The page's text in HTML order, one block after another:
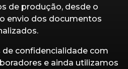
de produção, desde o
envio dos documentos
confidencialidade com
e ainda utilizamos